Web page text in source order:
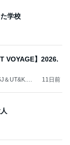
学校
VOYAGE】2026.
UT&K.O.
11日前